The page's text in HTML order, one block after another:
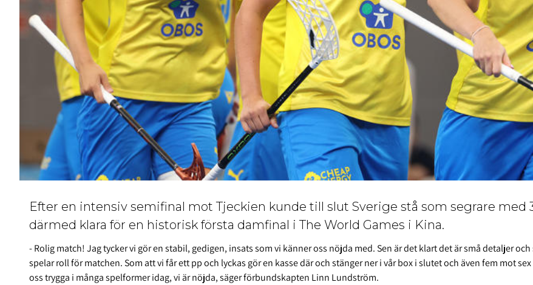
Efter en intensiv semifinal mot Tjeckien kunde till slut Sverige stå som segrare med
därmed klara för en historisk första damfinal i The World Games i Kina.
- Rolig match! Jag tycker vi gör en stabil, gedigen, insats som vi känner oss nöjda med. Sen är det klart det är små detaljer
spelar roll för matchen. Som att vi får ett pp och lyckas gör en kasse där och stänger ner i vår box i slutet och även fem mot
oss trygga i många spelformer idag, vi är nöjda, säger förbundskapten Linn Lundström.